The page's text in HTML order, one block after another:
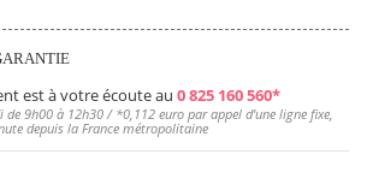
est à votre écoute au 0 825 160 560*
de 9h00 à 12h30 / *0,112 euro par appel d’une ligne fixe,
depuis la France métropolitaine